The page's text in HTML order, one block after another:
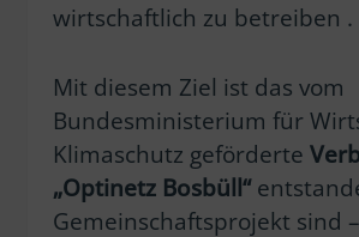
wirtschaftlich zu betreiben .
Mit diesem Ziel ist das vom
Bundesministerium für
Klimaschutz geförderte
„Optinetz Bosbüll“
Gemeinschaftsprojekt sind